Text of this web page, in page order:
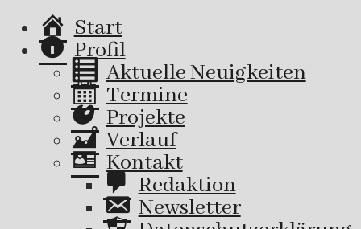
Start
Profil
Aktuelle Neuigkeiten
Termine
Projekte
Verlauf
Kontakt
Redaktion
Newsletter